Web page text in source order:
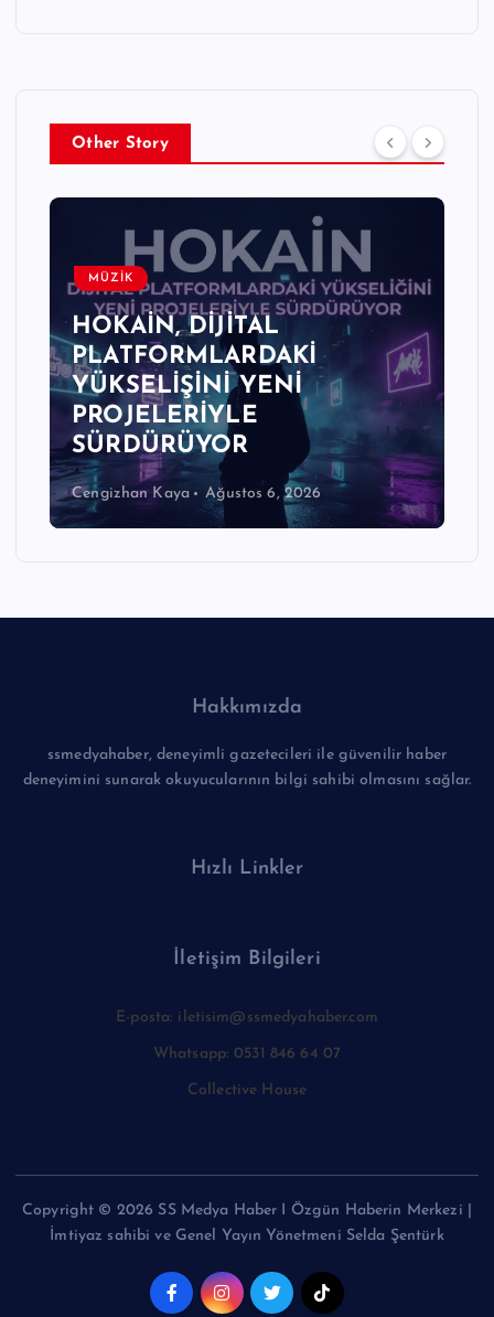
Other Story
MÜZİK
HOKAİN, DİJİTAL
PLATFORMLARDAKİ
YÜKSELİŞİNİ YENİ
PROJELERİYLE
SÜRDÜRÜYOR
Cengizhan Kaya Ağustos 6, 2026
Hakkımızda
ssmedyahaber, deneyimli gazetecileri ile güvenilir haber
deneyimini sunarak okuyucularının bilgi sahibi olmasını sağlar.
Hızlı Linkler
İletişim Bilgileri
E-posta: iletisim@ssmedyahaber.com
Whatsapp: 0531 846 64 07
Collective House
Copyright © 2026 SS Medya Haber I Özgün Haberin Merkezi |
İmtiyaz sahibi ve Genel Yayın Yönetmeni Selda Şentürk